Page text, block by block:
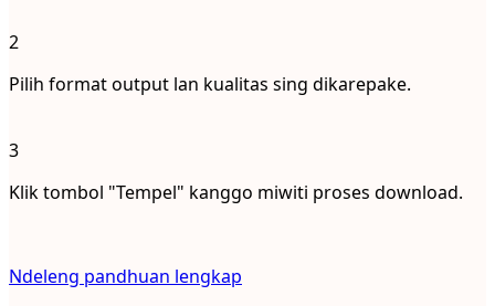
2
Pilih format output lan kualitas sing dikarepake.
3
Klik tombol "Tempel" kanggo miwiti proses download.
Ndeleng pandhuan lengkap